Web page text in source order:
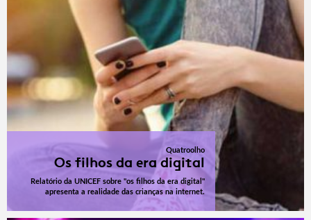
Quatroolho
Os filhos da era digital
Relatório da UNICEF sobre "os filhos da era digital"
apresenta a realidade das crianças na internet.